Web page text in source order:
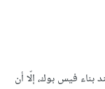
بناء فيس بوك، إلّا أن